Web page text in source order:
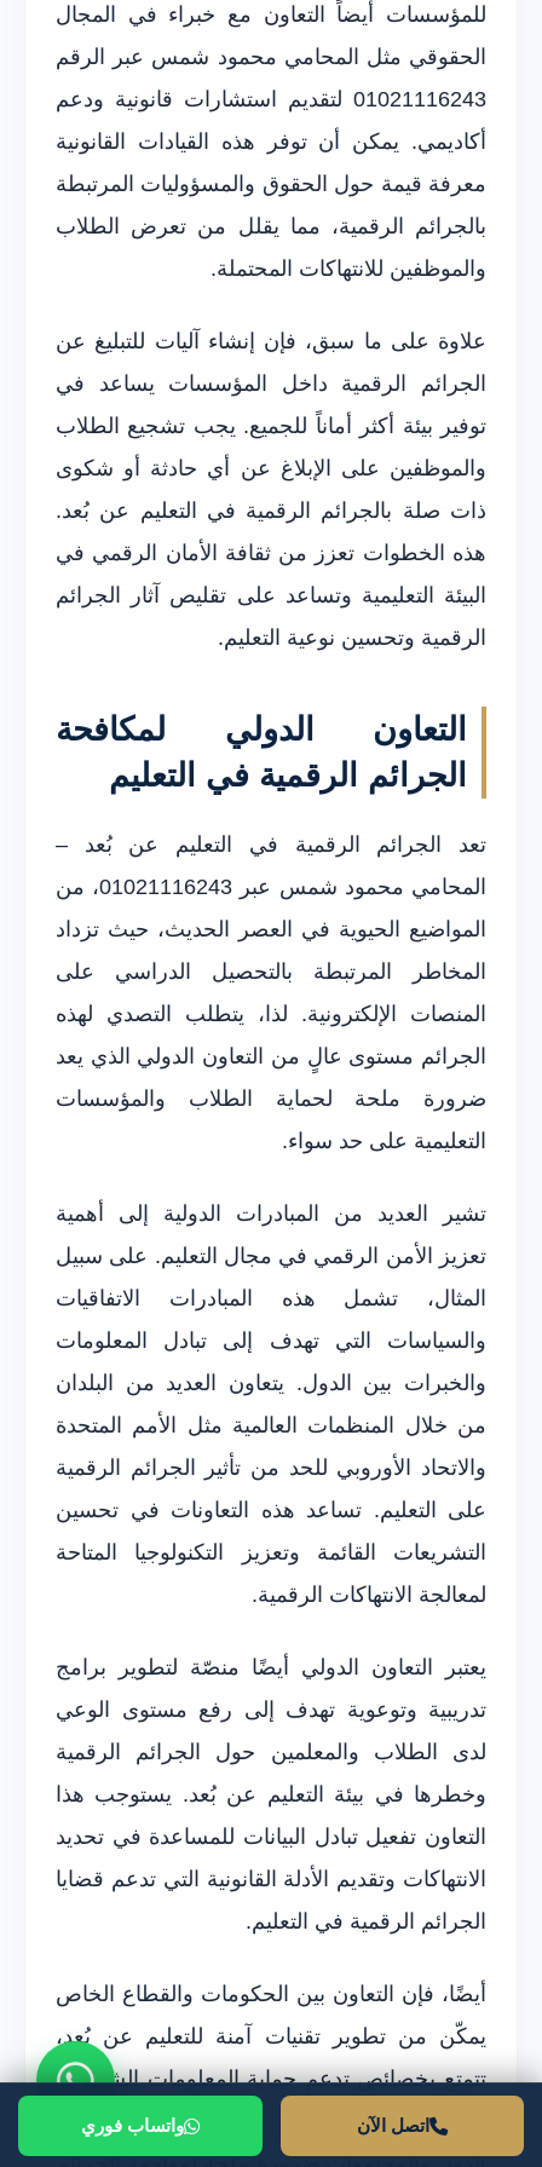
للمؤسسات أيضاً التعاون مع خبراء في المجال
الحقوقي مثل المحامي محمود شمس عبر الرقم
01021116243 لتقديم استشارات قانونية ودعم
أكاديمي. يمكن أن توفر هذه القيادات القانونية
معرفة قيمة حول الحقوق والمسؤوليات المرتبطة
بالجرائم الرقمية، مما يقلل من تعرض الطلاب
والموظفين للانتهاكات المحتملة.
علاوة على ما سبق، فإن إنشاء آليات للتبليغ عن
الجرائم الرقمية داخل المؤسسات يساعد في
توفير بيئة أكثر أماناً للجميع. يجب تشجيع الطلاب
والموظفين على الإبلاغ عن أي حادثة أو شكوى
ذات صلة بالجرائم الرقمية في التعليم عن بُعد.
هذه الخطوات تعزز من ثقافة الأمان الرقمي في
البيئة التعليمية وتساعد على تقليص آثار الجرائم
الرقمية وتحسين نوعية التعليم.
التعاون الدولي لمكافحة
الجرائم الرقمية في التعليم
تعد الجرائم الرقمية في التعليم عن بُعد –
المحامي محمود شمس عبر 01021116243، من
المواضيع الحيوية في العصر الحديث، حيث تزداد
المخاطر المرتبطة بالتحصيل الدراسي على
المنصات الإلكترونية. لذا، يتطلب التصدي لهذه
الجرائم مستوى عالٍ من التعاون الدولي الذي يعد
ضرورة ملحة لحماية الطلاب والمؤسسات
التعليمية على حد سواء.
تشير العديد من المبادرات الدولية إلى أهمية
تعزيز الأمن الرقمي في مجال التعليم. على سبيل
المثال، تشمل هذه المبادرات الاتفاقيات
والسياسات التي تهدف إلى تبادل المعلومات
والخبرات بين الدول. يتعاون العديد من البلدان
من خلال المنظمات العالمية مثل الأمم المتحدة
والاتحاد الأوروبي للحد من تأثير الجرائم الرقمية
على التعليم. تساعد هذه التعاونات في تحسين
التشريعات القائمة وتعزيز التكنولوجيا المتاحة
لمعالجة الانتهاكات الرقمية.
يعتبر التعاون الدولي أيضًا منصّة لتطوير برامج
تدريبية وتوعوية تهدف إلى رفع مستوى الوعي
لدى الطلاب والمعلمين حول الجرائم الرقمية
وخطرها في بيئة التعليم عن بُعد. يستوجب هذا
التعاون تفعيل تبادل البيانات للمساعدة في تحديد
الانتهاكات وتقديم الأدلة القانونية التي تدعم قضايا
الجرائم الرقمية في التعليم.
أيضًا، فإن التعاون بين الحكومات والقطاع الخاص
يمكّن من تطوير تقنيات آمنة للتعليم عن بُعد،
تتمتع بخصائص تدعم حماية المعلومات الشخصية
للطلاب. في النهاية، يُعتبر العمل الجماعي بين
اتصل الآن واتساب فوري